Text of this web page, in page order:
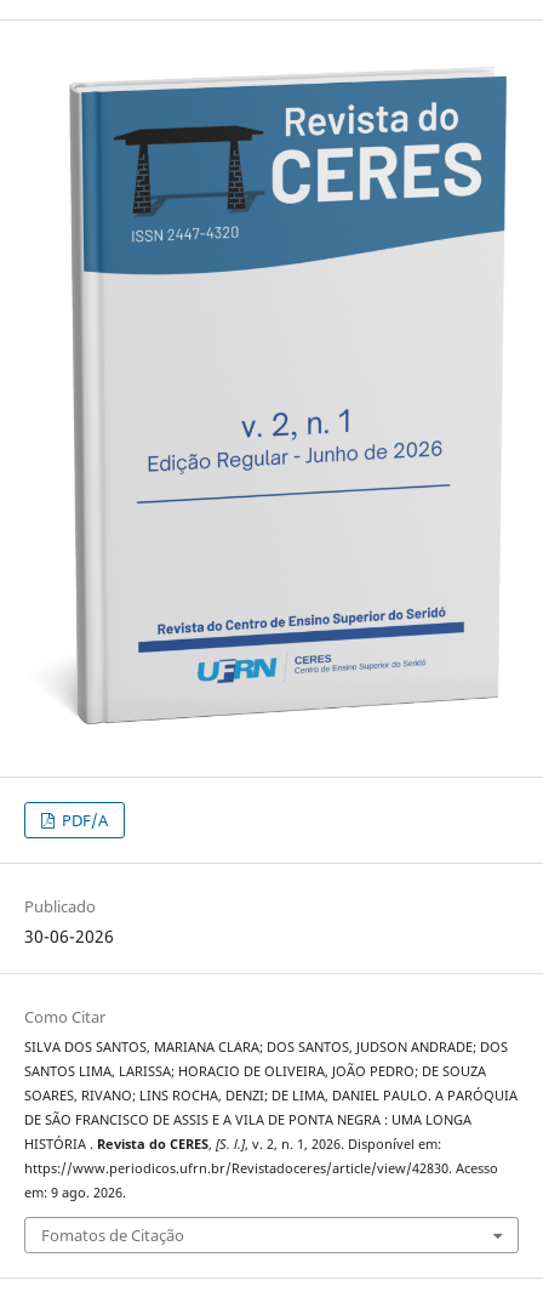
PDF/A
Publicado
30-06-2026
Como Citar
SILVA DOS SANTOS, MARIANA CLARA; DOS SANTOS, JUDSON ANDRADE; DOS
SANTOS LIMA, LARISSA; HORACIO DE OLIVEIRA, JOÃO PEDRO; DE SOUZA
SOARES, RIVANO; LINS ROCHA, DENZI; DE LIMA, DANIEL PAULO. A PARÓQUIA
DE SÃO FRANCISCO DE ASSIS E A VILA DE PONTA NEGRA : UMA LONGA
HISTÓRIA . Revista do CERES, [S. l.], v. 2, n. 1, 2026. Disponível em:
https://www.periodicos.ufrn.br/Revistadoceres/article/view/42830. Acesso
em: 9 ago. 2026.
Fomatos de Citação